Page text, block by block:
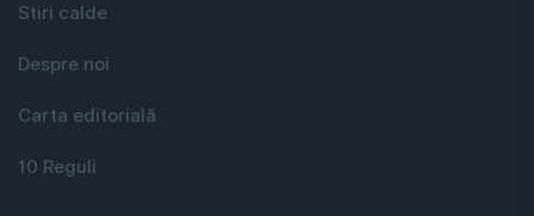
Stiri calde
Despre noi
Carta editorială
10 Reguli